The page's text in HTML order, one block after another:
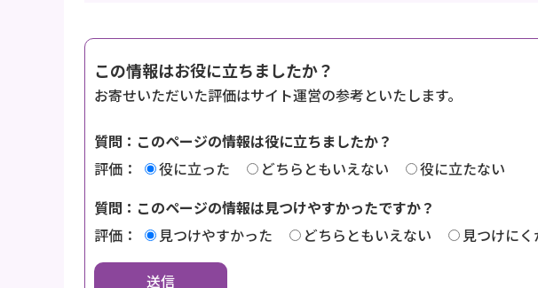
この情報はお役に立ちましたか？
お寄せいただいた評価はサイト運営の参考といたします。
質問：このページの情報は役に立ちましたか？
評価：
役に立った どちらともいえない
役に立たない
質問：このページの情報は見つけやすかったですか？
評価：
見つけやすかった どちらともいえない 見つけに